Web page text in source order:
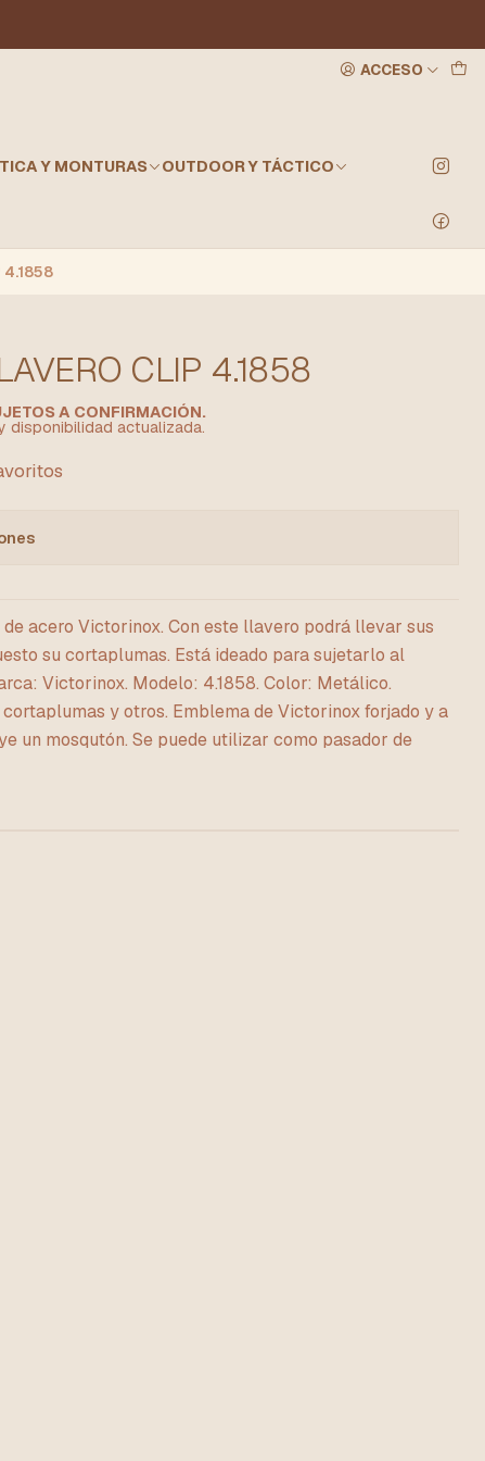
ACCESO
Y MONTURAS OUTDOOR Y TÁCTICO
4.1858
CLIP 4.1858
A CONFIRMACIÓN.
disponibilidad actualizada.
acero Victorinox. Con este llavero podrá llevar sus
su cortaplumas. Está ideado para sujetarlo al
Victorinox. Modelo: 4.1858. Color: Metálico.
y otros. Emblema de Victorinox forjado y a
un mosqutón. Se puede utilizar como pasador de